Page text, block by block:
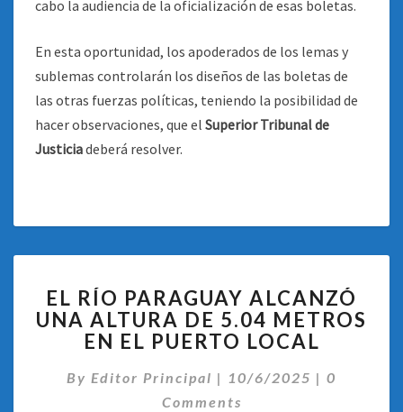
cabo la audiencia de la oficialización de esas boletas.
En esta oportunidad, los apoderados de los lemas y
sublemas controlarán los diseños de las boletas de
las otras fuerzas políticas, teniendo la posibilidad de
hacer observaciones, que el Superior Tribunal de
Justiciadeberá resolver.
RÍO
PARAGUAY
ALCANZÓ
ALTURA
DE
EL RÍO PARAGUAY ALCANZÓ
UNA ALTURA DE 5.04 METROS
EN EL PUERTO LOCAL
By Editor Principal | 10/6/2025 | 0
Comments